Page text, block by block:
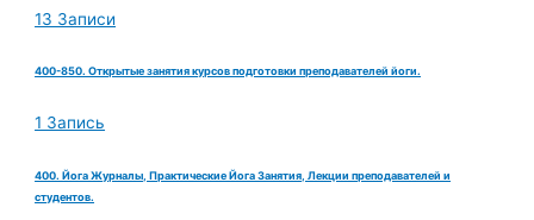
13 Записи
400-850. Открытые занятия курсов подготовки преподавателей йоги.
1 Запись
400. Йога Журналы, Практические Йога Занятия, Лекции преподавателей и
студентов.